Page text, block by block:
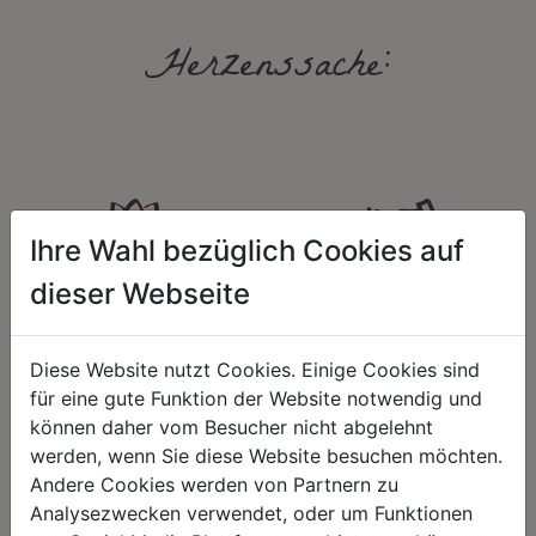
Herzenssache:
HARMONIE
Unser Sortiment steht für ein
schenken natürliche, stilvolle
Momente für harmonische Stunden
zu Hause – den Ort, an dem
Menschen sich geborgen fühlen und
positive Energie schöpfen.
Nicht immer ist der günstigste Preis
fair – im Hinblick auf unsere
Kalkulation, angemessene
Entlohnung und unsere
nachhaltigen, gewachsenen
Geschäftsbeziehungen.
Ihre Wahl bezüglich Cookies auf
dieser Webseite
Diese Website nutzt Cookies. Einige Cookies sind
für eine gute Funktion der Website notwendig und
können daher vom Besucher nicht abgelehnt
werden, wenn Sie diese Website besuchen möchten.
Andere Cookies werden von Partnern zu
Analysezwecken verwendet, oder um Funktionen